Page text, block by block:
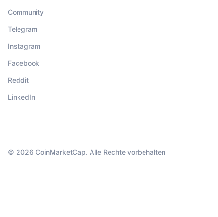
Community
Telegram
Instagram
Facebook
Reddit
LinkedIn
© 2026 CoinMarketCap. Alle Rechte vorbehalten